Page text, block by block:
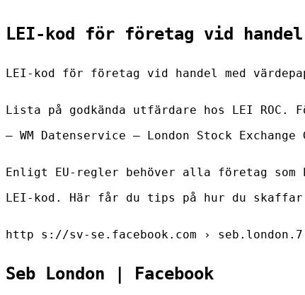
LEI-kod för företag vid handel
LEI-kod för företag vid handel med
Lista på godkända utfärdare hos LEI
– WM Datenservice – London Stock Exchange
Enligt EU-regler behöver alla företag
LEI-kod. Här får du tips på hur du skaffar
http s://sv-se.facebook.com › seb.london.7
Seb London | Facebook